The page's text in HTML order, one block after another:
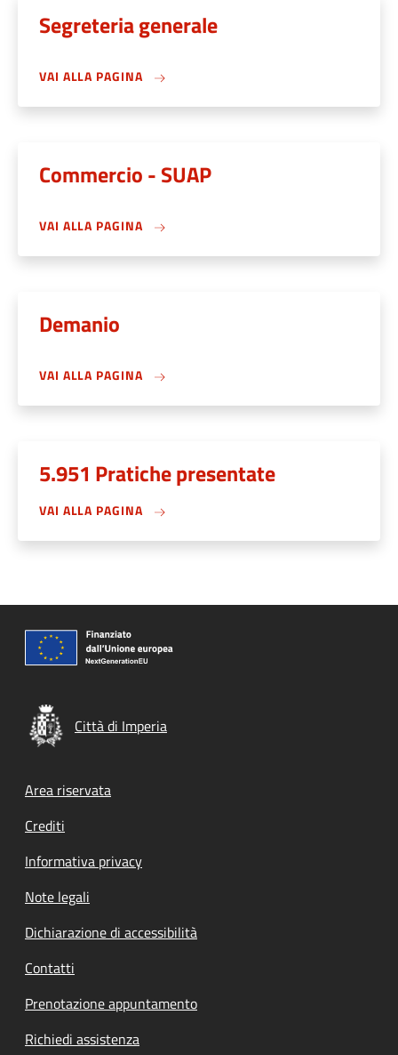
Segreteria generale
VAI ALLA PAGINA
Commercio - SUAP
VAI ALLA PAGINA
Demanio
VAI ALLA PAGINA
5.951 Pratiche presentate
VAI ALLA PAGINA
Città di Imperia
Footer menu
Area riservata
Crediti
Informativa privacy
Note legali
Dichiarazione di accessibilità
Contatti
Prenotazione appuntamento
Richiedi assistenza